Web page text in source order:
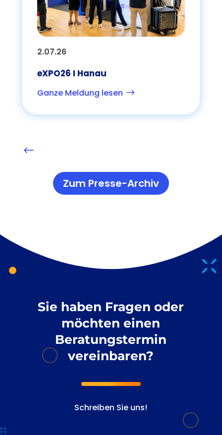
2.07.26
eXPO26 I Hanau
Ganze Meldung lesen $
Zum Presse-Archiv
Sie haben Fragen oder
möchten einen
Beratungstermin
vereinbaren?
Schreiben Sie uns!